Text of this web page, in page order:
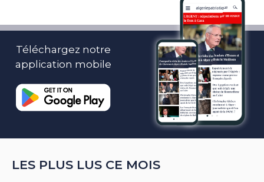
Téléchargez notre
application mobile
LES PLUS LUS CE MOIS